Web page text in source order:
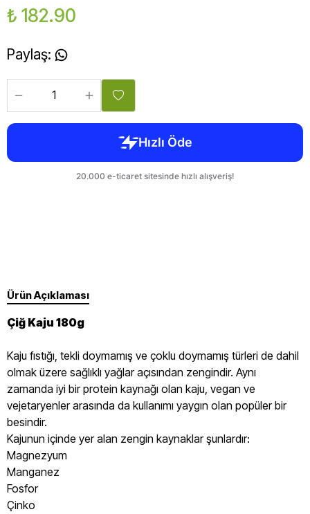
₺ 182.90
Paylaş:
Ürün Açıklaması
Çiğ Kaju 180g
Kaju fıstığı, tekli doymamış ve çoklu doymamış türleri de dahil
olmak üzere sağlıklı yağlar açısından zengindir. Aynı
zamanda iyi bir protein kaynağı olan kaju, vegan ve
vejetaryenler arasında da kullanımı yaygın olan popüler bir
besindir.
Kajunun içinde yer alan zengin kaynaklar şunlardır:
Magnezyum
Manganez
Fosfor
Çinko